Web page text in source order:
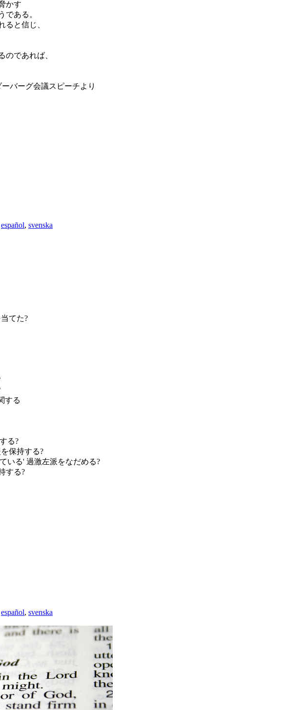
かす
ある。
ると信じ、
のであれば、
バーグ会議スピーチより
español, svenska
てた?
する
る?
保持する?
いる' 過激左派をなだめる?
する?
español, svenska